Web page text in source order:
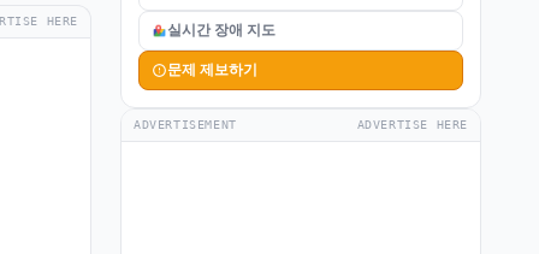
HERE
실시간 장애 지도
문제 제보하기
ADVERTISEMENT ADVERTISE HERE